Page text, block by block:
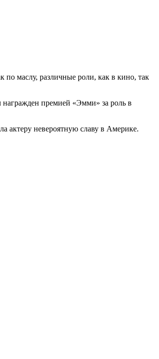
по маслу, различные роли, как в кино, так
премией «Эмми» за роль в
актеру невероятную славу в Америке.